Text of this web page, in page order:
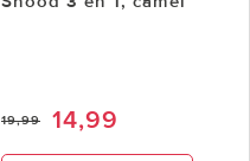
19,99 14,99